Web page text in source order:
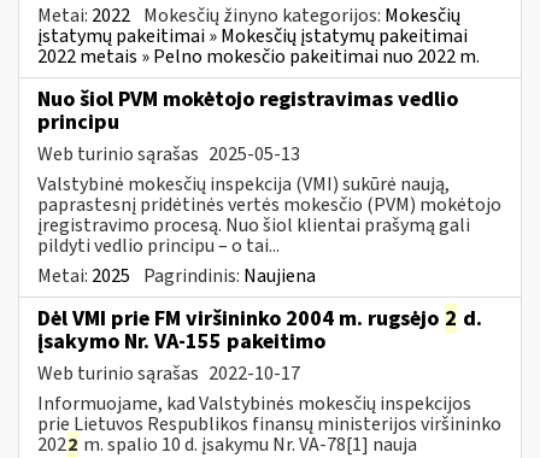
Metai: 2022 Mokesčių žinyno kategorijos: Mokesčių
įstatymų pakeitimai » Mokesčių įstatymų pakeitimai
2022 metais » Pelno mokesčio pakeitimai nuo 2022 m.
Nuo šiol PVM mokėtojo registravimas vedlio
principu
Web turinio sąrašas 2025-05-13
Valstybinė mokesčių inspekcija (VMI) sukūrė naują,
paprastesnį pridėtinės vertės mokesčio (PVM) mokėtojo
įregistravimo procesą. Nuo šiol klientai prašymą gali
pildyti vedlio principu – o tai...
Metai: 2025 Pagrindinis: Naujiena
Dėl VMI prie FM viršininko 2004 m. rugsėjo 2 d.
įsakymo Nr. VA-155 pakeitimo
Web turinio sąrašas 2022-10-17
Informuojame, kad Valstybinės mokesčių inspekcijos
prie Lietuvos Respublikos finansų ministerijos viršininko
2022 m. spalio 10 d. įsakymu Nr. VA-78[1] nauja